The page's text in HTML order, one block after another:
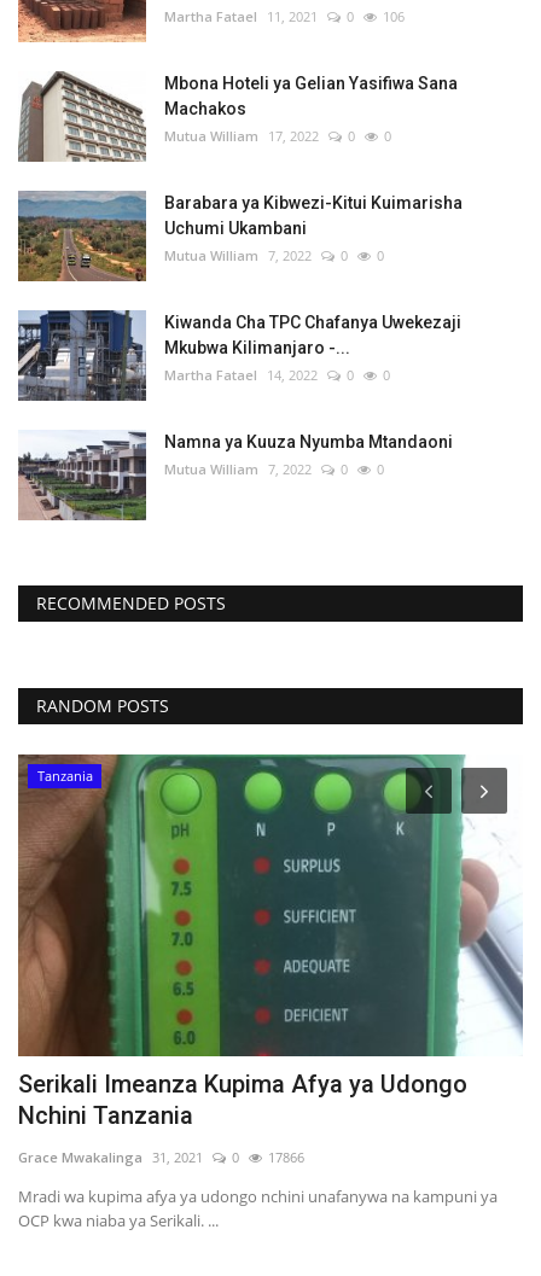
Martha Fatael 11, 2021 0 106
Mbona Hoteli ya Gelian Yasifiwa Sana
Machakos
Mutua William 17, 2022 0 0
Barabara ya Kibwezi-Kitui Kuimarisha
Uchumi Ukambani
Mutua William 7, 2022 0 0
Kiwanda Cha TPC Chafanya Uwekezaji
Mkubwa Kilimanjaro -...
Martha Fatael 14, 2022 0 0
Namna ya Kuuza Nyumba Mtandaoni
Mutua William 7, 2022 0 0
RECOMMENDED POSTS
RANDOM POSTS
Tanzania
Serikali Imeanza Kupima Afya ya Udongo
Nchini Tanzania
Grace Mwakalinga 31, 2021 0 17866
Mradi wa kupima afya ya udongo nchini unafanywa na kampuni ya
OCP kwa niaba ya Serikali. ...